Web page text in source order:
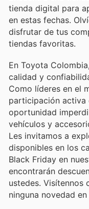
tienda digital para
en estas fechas.
disfrutar de tus
tiendas favoritas.
En Toyota
calidad y
Como líderes en el
participación activa
oportunidad
vehículos y
Les invitamos a
disponibles en los
Black Friday en
encontrarán
ustedes. Visítennos
ninguna novedad